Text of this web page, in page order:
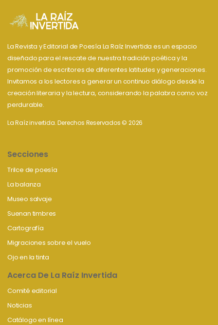
La Revista y Editorial de Poesía La Raíz Invertida es un espacio
diseñado para el rescate de nuestra tradición poética y la
promoción de escritores de diferentes latitudes y generaciones.
Invitamos a los lectores a generar un continuo diálogo desde la
creación literaria y la lectura, considerando la palabra como voz
perdurable.
La Raíz invertida. Derechos Reservados © 2026
Secciones
Trilce de poesía
La balanza
Museo salvaje
Suenan timbres
Cartografía
Migraciones sobre el vuelo
Ojo en la tinta
Acerca De La Raíz Invertida
Comité editorial
Noticias
Catálogo en línea